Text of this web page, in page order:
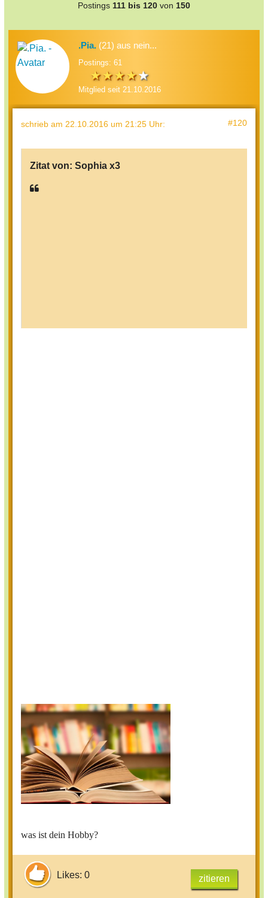
Postings 111 bis 120 von 150
.Pia. (21) aus nein...
Postings: 61
Mitglied seit 21.10.2016
schrieb am 22.10.2016 um 21:25 Uhr: #120
Zitat von: Sophia x3
was ist dein Hobby?
Likes: 0 zitieren